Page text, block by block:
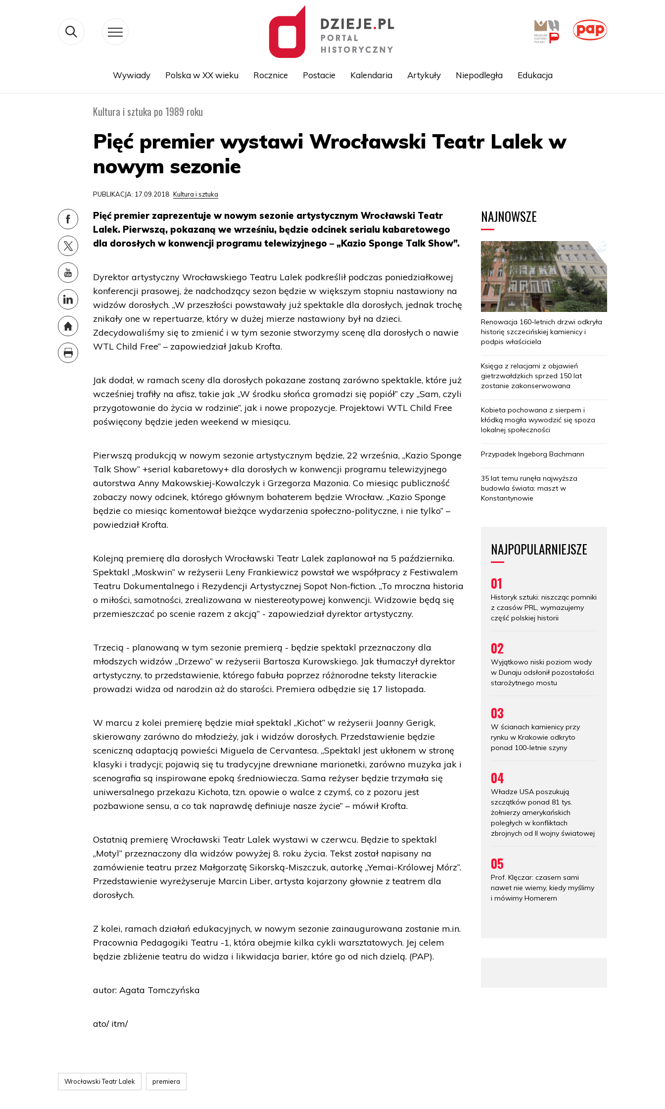
Wywiady Polska w XX wieku Rocznice Postacie Kalendaria Artykuły Niepodległa Edukacja
Kultura i sztuka po 1989 roku
Pięć premier wystawi Wrocławski Teatr Lalek w
nowym sezonie
PUBLIKACJA: 17.09.2018 Kultura i sztuka
Pięć premier zaprezentuje w nowym sezonie artystycznym Wrocławski Teatr
Lalek. Pierwszą, pokazaną we wrześniu, będzie odcinek serialu kabaretowego
dla dorosłych w konwencji programu telewizyjnego – „Kazio Sponge Talk Show”.
Dyrektor artystyczny Wrocławskiego Teatru Lalek podkreślił podczas poniedziałkowej
konferencji prasowej, że nadchodzący sezon będzie w większym stopniu nastawiony na
widzów dorosłych. „W przeszłości powstawały już spektakle dla dorosłych, jednak trochę
znikały one w repertuarze, który w dużej mierze nastawiony był na dzieci.
Zdecydowaliśmy się to zmienić i w tym sezonie stworzymy scenę dla dorosłych o nawie
WTL Child Free” – zapowiedział Jakub Krofta.
Jak dodał, w ramach sceny dla dorosłych pokazane zostaną zarówno spektakle, które już
wcześniej trafiły na afisz, takie jak „W środku słońca gromadzi się popiół” czy „Sam, czyli
przygotowanie do życia w rodzinie”, jak i nowe propozycje. Projektowi WTL Child Free
poświęcony będzie jeden weekend w miesiącu.
Pierwszą produkcją w nowym sezonie artystycznym będzie, 22 września, „Kazio Sponge
Talk Show” +serial kabaretowy+ dla dorosłych w konwencji programu telewizyjnego
autorstwa Anny Makowskiej-Kowalczyk i Grzegorza Mazonia. Co miesiąc publiczność
zobaczy nowy odcinek, którego głównym bohaterem będzie Wrocław. „Kazio Sponge
będzie co miesiąc komentował bieżące wydarzenia społeczno-polityczne, i nie tylko” –
powiedział Krofta.
Kolejną premierę dla dorosłych Wrocławski Teatr Lalek zaplanował na 5 października.
Spektakl „Moskwin” w reżyserii Leny Frankiewicz powstał we współpracy z Festiwalem
Teatru Dokumentalnego i Rezydencji Artystycznej Sopot Non-fiction. „To mroczna historia
o miłości, samotności, zrealizowana w niestereotypowej konwencji. Widzowie będą się
przemieszczać po scenie razem z akcją” - zapowiedział dyrektor artystyczny.
Trzecią - planowaną w tym sezonie premierą - będzie spektakl przeznaczony dla
młodszych widzów „Drzewo” w reżyserii Bartosza Kurowskiego. Jak tłumaczył dyrektor
artystyczny, to przedstawienie, którego fabuła poprzez różnorodne teksty literackie
prowadzi widza od narodzin aż do starości. Premiera odbędzie się 17 listopada.
W marcu z kolei premierę będzie miał spektakl „Kichot” w reżyserii Joanny Gerigk,
skierowany zarówno do młodzieży, jak i widzów dorosłych. Przedstawienie będzie
sceniczną adaptacją powieści Miguela de Cervantesa. „Spektakl jest ukłonem w stronę
klasyki i tradycji; pojawią się tu tradycyjne drewniane marionetki, zarówno muzyka jak i
scenografia są inspirowane epoką średniowiecza. Sama reżyser będzie trzymała się
uniwersalnego przekazu Kichota, tzn. opowie o walce z czymś, co z pozoru jest
pozbawione sensu, a co tak naprawdę definiuje nasze życie” – mówił Krofta.
Ostatnią premierę Wrocławski Teatr Lalek wystawi w czerwcu. Będzie to spektakl
„Motyl” przeznaczony dla widzów powyżej 8. roku życia. Tekst został napisany na
zamówienie teatru przez Małgorzatę Sikorską-Miszczuk, autorkę „Yemai-Królowej Mórz”.
Przedstawienie wyreżyseruje Marcin Liber, artysta kojarzony głownie z teatrem dla
dorosłych.
Z kolei, ramach działań edukacyjnych, w nowym sezonie zainaugurowana zostanie m.in.
Pracownia Pedagogiki Teatru -1, która obejmie kilka cykli warsztatowych. Jej celem
będzie zbliżenie teatru do widza i likwidacja barier, które go od nich dzielą. (PAP).
autor: Agata Tomczyńska
ato/ itm/
Wrocławski Teatr Lalek premiera
NAJNOWSZE
Renowacja 160-letnich drzwi odkryła
historię szczecińskiej kamienicy i
podpis właściciela
Księga z relacjami z objawień
gietrzwałdzkich sprzed 150 lat
zostanie zakonserwowana
Kobieta pochowana z sierpem i
kłódką mogła wywodzić się spoza
lokalnej społeczności
Przypadek Ingeborg Bachmann
35 lat temu runęła najwyższa
budowla świata: maszt w
Konstantynowie
NAJPOPULARNIEJSZE
01
Historyk sztuki: niszcząc pomniki
z czasów PRL, wymazujemy
część polskiej historii
02
Wyjątkowo niski poziom wody
w Dunaju odsłonił pozostałości
starożytnego mostu
03
W ścianach kamienicy przy
rynku w Krakowie odkryto
ponad 100-letnie szyny
04
Władze USA poszukują
szczątków ponad 81 tys.
żołnierzy amerykańskich
poległych w konfliktach
zbrojnych od II wojny światowej
05
Prof. Klęczar: czasem sami
nawet nie wiemy, kiedy myślimy
i mówimy Homerem